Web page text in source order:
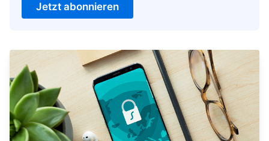
Jetzt abonnieren